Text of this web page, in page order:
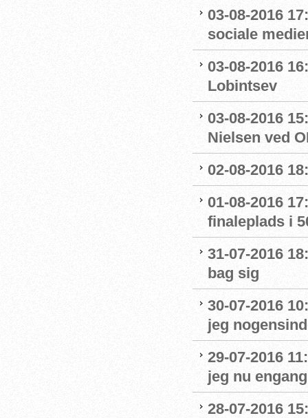
03-08-2016
sociale
03-08-2016
Lobintsev
03-08-2016
Nielsen ved
02-08-2016
01-08-2016
finaleplads i
31-07-2016
bag sig
30-07-2016
jeg
29-07-2016
jeg nu
28-07-2016